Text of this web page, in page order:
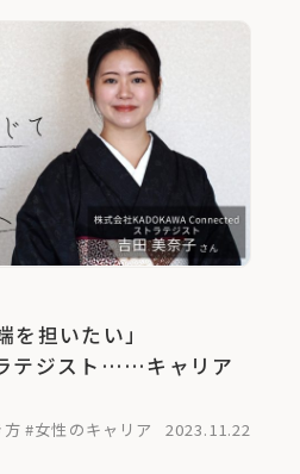
を担いたい」
テジスト……キャリア
方 #女性のキャリア 2023.11.22